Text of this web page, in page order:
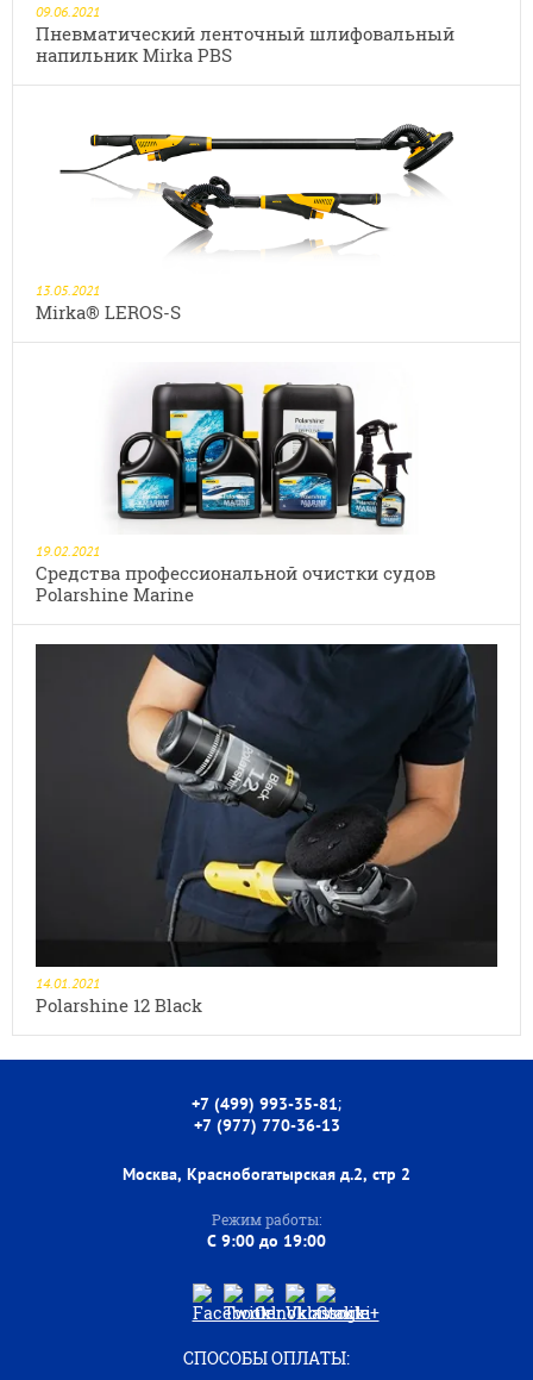
09.06.2021
Пневматический ленточный шлифовальный
напильник Mirka PBS
13.05.2021
Mirka® LEROS-S
19.02.2021
Средства профессиональной очистки судов
Polarshine Marine
14.01.2021
Polarshine 12 Black
+7 (499) 993-35-81;
+7 (977) 770-36-13
Москва, Краснобогатырская д.2, стр 2
Режим работы:
C 9:00 до 19:00
СПОСОБЫ ОПЛАТЫ: